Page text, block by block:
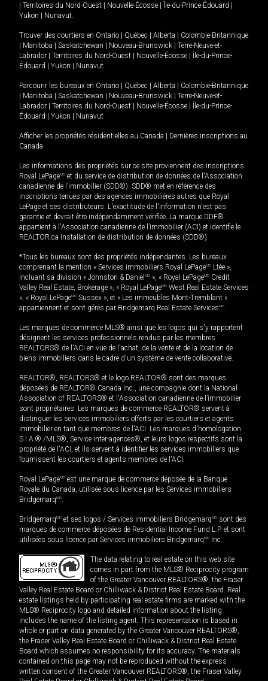
| Territoires du Nord-Ouest | Nouvelle-Écosse | Île-du-Prince-Édouard |
Yukon | Nunavut
Trouver des courtiers en Ontario | Québec | Alberta | Colombie-Britannique
| Manitoba | Saskatchewan | Nouveau-Brunswick | Terre-Neuve-et-
Labrador | Territoires du Nord-Ouest | Nouvelle-Écosse | Île-du-Prince-
Édouard | Yukon | Nunavut
Parcourir les bureaux en Ontario | Québec | Alberta | Colombie-Britannique
| Manitoba | Saskatchewan | Nouveau-Brunswick | Terre-Neuve-et-
Labrador | Territoires du Nord-Ouest | Nouvelle-Écosse | Île-du-Prince-
Édouard | Yukon | Nunavut
Afficher les propriétés résidentielles au Canada | Dernières inscriptions au
Canada
Les informations des propriétés sur ce site proviennent des inscriptions
Royal LePageMD et du service de distribution de données de l'Association
canadienne de l’immobilier (SDD®). SDD® met en référence des
inscriptions tenues par des agences immobilières autres que Royal
LePage et ses distributeurs. L'exactitude de l'information n'est pas
garantie et devrait être indépendamment vérifiée. La marque DDF®
appartient à l'Association canadienne de l’immobilier (ACI) et identifie le
REALTOR.ca Installation de distribution de données (SDD®).
*Tous les bureaux sont des propriétés indépendantes. Les bureaux
comprenant la mention « Services immobiliers Royal LePageMD Ltée »,
incluant sa division « Johnston & Daniel MD », « Royal LePageMD Credit
Valley Real Estate, Brokerage », « Royal LePageMD West Real Estate Services
», « Royal LePageMD Sussex », et « Les immeubles Mont-Tremblant »
appartiennent et sont gérés par Bridgemarq Real Estate ServicesMD
Les marques de commerce MLS® ainsi que les logos qui s'y rapportent
désignent les services professionnels rendus par les membres
REALTORS® de l'ACI en vue de l'achat, de la vente et de la location de
biens immobiliers dans le cadre d'un système de vente collaborative.
REALTOR®, REALTORS® et le logo REALTOR® sont des marques
déposées de REALTOR® Canada Inc., une compagnie dont la National
Association of REALTORS® et l'Association canadienne de l’immobilier
sont propriétaires. Les marques de commerce REALTOR® servent à
distinguer les services immobiliers offerts par les courtiers et agents
immobilier en tant que membres de l'ACI. Les marques d'homologation
S.I.A.® /MLS®, Service inter-agences®, et leurs logos respectifs sont la
propriété de l'ACI, et ils servent à identifier les services immobiliers que
fournissent les courtiers et agents membres de l'ACI.
Royal LePageMD est une marque de commerce déposée de la Banque
Royale du Canada, utilisée sous licence par les Services immobiliers
BridgemarqMD
BridgemarqMD et ses logos / Services immobiliers BridgemarqMD sont des
marques de commerce déposées de Residential Income Fund L.P. et sont
utilisées sous licence par Services immobiliers BridgemarqMD Inc.
The data relating to real estate on this web site
comes in part from the MLS® Reciprocity program
of the Greater Vancouver REALTORS®, the Fraser
Valley Real Estate Board or Chilliwack & District Real Estate Board. Real
estate listings held by participating real estate firms are marked with the
MLS® Reciprocity logo and detailed information about the listing
includes the name of the listing agent. This representation is based in
whole or part on data generated by the Greater Vancouver REALTORS®,
the Fraser Valley Real Estate Board or Chilliwack & District Real Estate
Board which assumes no responsibility for its accuracy. The materials
contained on this page may not be reproduced without the express
written consent of the Greater Vancouver REALTORS®, the Fraser Valley